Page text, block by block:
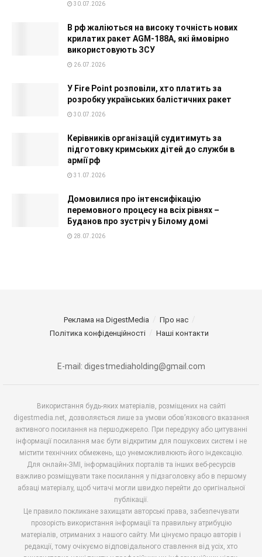
30.07.2026
В рф жаліються на високу точність нових
крилатих ракет AGM-188A, які ймовірно
використовують ЗСУ
26.07.2026
У Fire Point розповіли, хто платить за
розробку українських балістичних ракет
30.07.2026
Керівників організацій судитимуть за
підготовку кримських дітей до служби в
армії рф
31.07.2026
Домовилися про інтенсифікацію
перемовного процесу на всіх рівнях –
Буданов про зустріч у Білому домі
28.07.2026
Реклама на DigestMedia
Про нас
Політика конфіденційності
Наші контакти
E-mail: digestmediaholding@gmail.com
Використання будь-яких матеріалів, розміщених на сайті
digestmedia.net, дозволяється лише за умови обов’язкового вказання
активного посилання на першоджерело. При передруку або цитуванні
інформації посилання має бути відкритим для пошукових систем і не
містити технічних обмежень, що унеможливлюють його індексацію.
Для онлайн-ЗМІ, інформаційних порталів та інших веб-ресурсів
важливо розміщувати таке посилання у підзаголовку або в першому
абзаці матеріалу, щоб читачі могли швидко перейти до оригінальної
публікації.
Це правило покликане захищати авторські права, забезпечувати
прозорість використання інформації та правильну атрибуцію
матеріалів, отриманих з нашого сайту. Ми цінуємо працю авторів і
редакції, тому очікуємо відповідального ставлення від усіх, хто